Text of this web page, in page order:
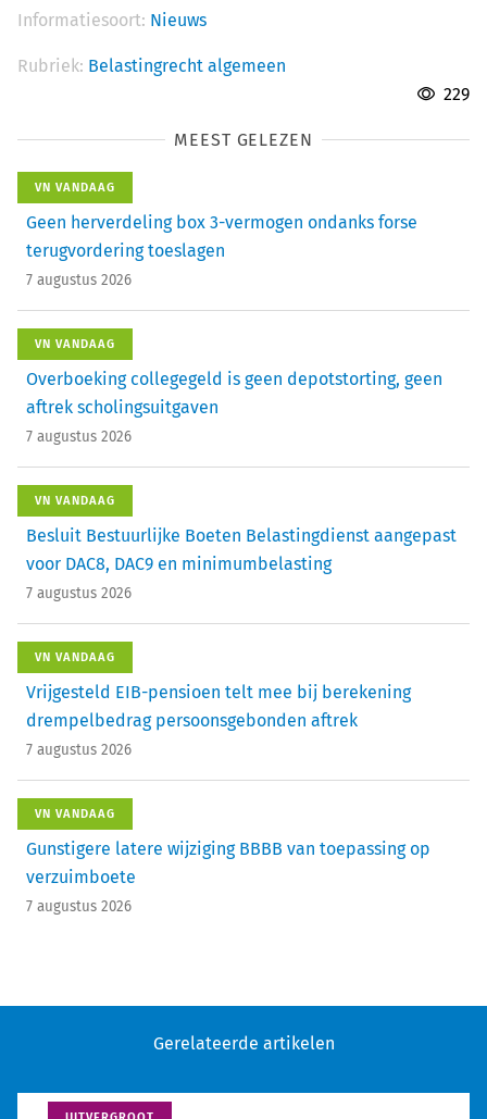
Informatiesoort: Nieuws
Rubriek: Belastingrecht algemeen
229
MEEST GELEZEN
VN VANDAAG
Geen herverdeling box 3-vermogen ondanks forse
terugvordering toeslagen
7 augustus 2026
VN VANDAAG
Overboeking collegegeld is geen depotstorting, geen
aftrek scholingsuitgaven
7 augustus 2026
VN VANDAAG
Besluit Bestuurlijke Boeten Belastingdienst aangepast
voor DAC8, DAC9 en minimumbelasting
7 augustus 2026
VN VANDAAG
Vrijgesteld EIB-pensioen telt mee bij berekening
drempelbedrag persoonsgebonden aftrek
7 augustus 2026
VN VANDAAG
Gunstigere latere wijziging BBBB van toepassing op
verzuimboete
7 augustus 2026
Gerelateerde artikelen